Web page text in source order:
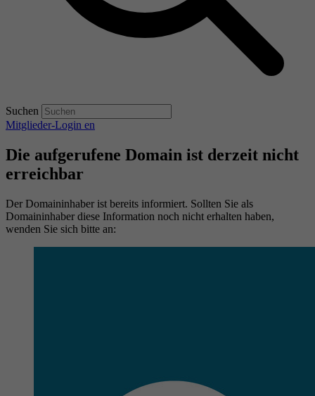
Suchen
Mitglieder-Login en
Die aufgerufene Domain ist derzeit nicht
erreichbar
Der Domaininhaber ist bereits informiert. Sollten Sie als
Domaininhaber diese Information noch nicht erhalten haben,
wenden Sie sich bitte an: